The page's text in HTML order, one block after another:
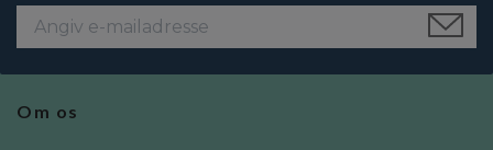
Om os